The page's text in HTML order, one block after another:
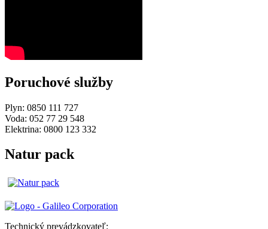
Poruchové služby
Plyn: 0850 111 727
Voda: 052 77 29 548
Elektrina: 0800 123 332
Natur pack
Technický prevádzkovateľ: